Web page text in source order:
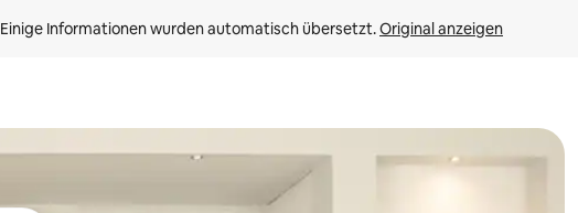
Einige Informationen wurden automatisch übersetzt. Original anzeigen